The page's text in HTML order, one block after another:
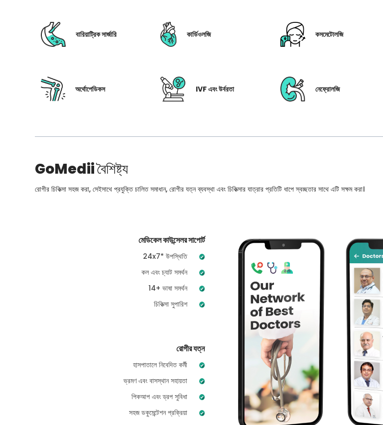
বারিয়াট্রিক সার্জারি কার্ডিওলজি কসমেটোলজি
অর্থোপেডিকস IVF এবং উর্বরতা নেফ্রোলজি
GoMediiবৈশিষ্ট্য
রোগীর চিকিত্সা সহজ করা, সেইসাথে প্রযুক্তি চালিত সমাধান, রোগীর যত্ন ব্যবস্থা এবং চিকিত্সার যাত্রার প্রতিটি ধাপে স্বচ্ছতার সাথে এটি সক্ষম করা।
মেডিকেল কাউন্সেলর সাপোর্ট
24x7* উপস্থিতি
কল এবং চ্যাট সমর্থন
14+ ভাষা সমর্থন
চিকিত্সা সুপারিশ
রোগীর যত্ন
হাসপাতালে নিবেদিত কর্মী
ভ্রমণ এবং বাসস্থান সহায়তা
পিকআপ এবং ড্রপ সুবিধা
সহজ ডকুমেন্টেশন প্রক্রিয়া